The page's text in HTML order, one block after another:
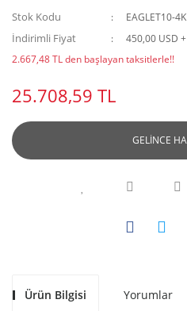
Stok Kodu EAGLET10-4K
İndirimli Fiyat
450,00 USD
2.667,48 TL den başlayan taksitlerle!!
25.708,59 TL
GELİNCE
Ürün Bilgisi Yorumlar